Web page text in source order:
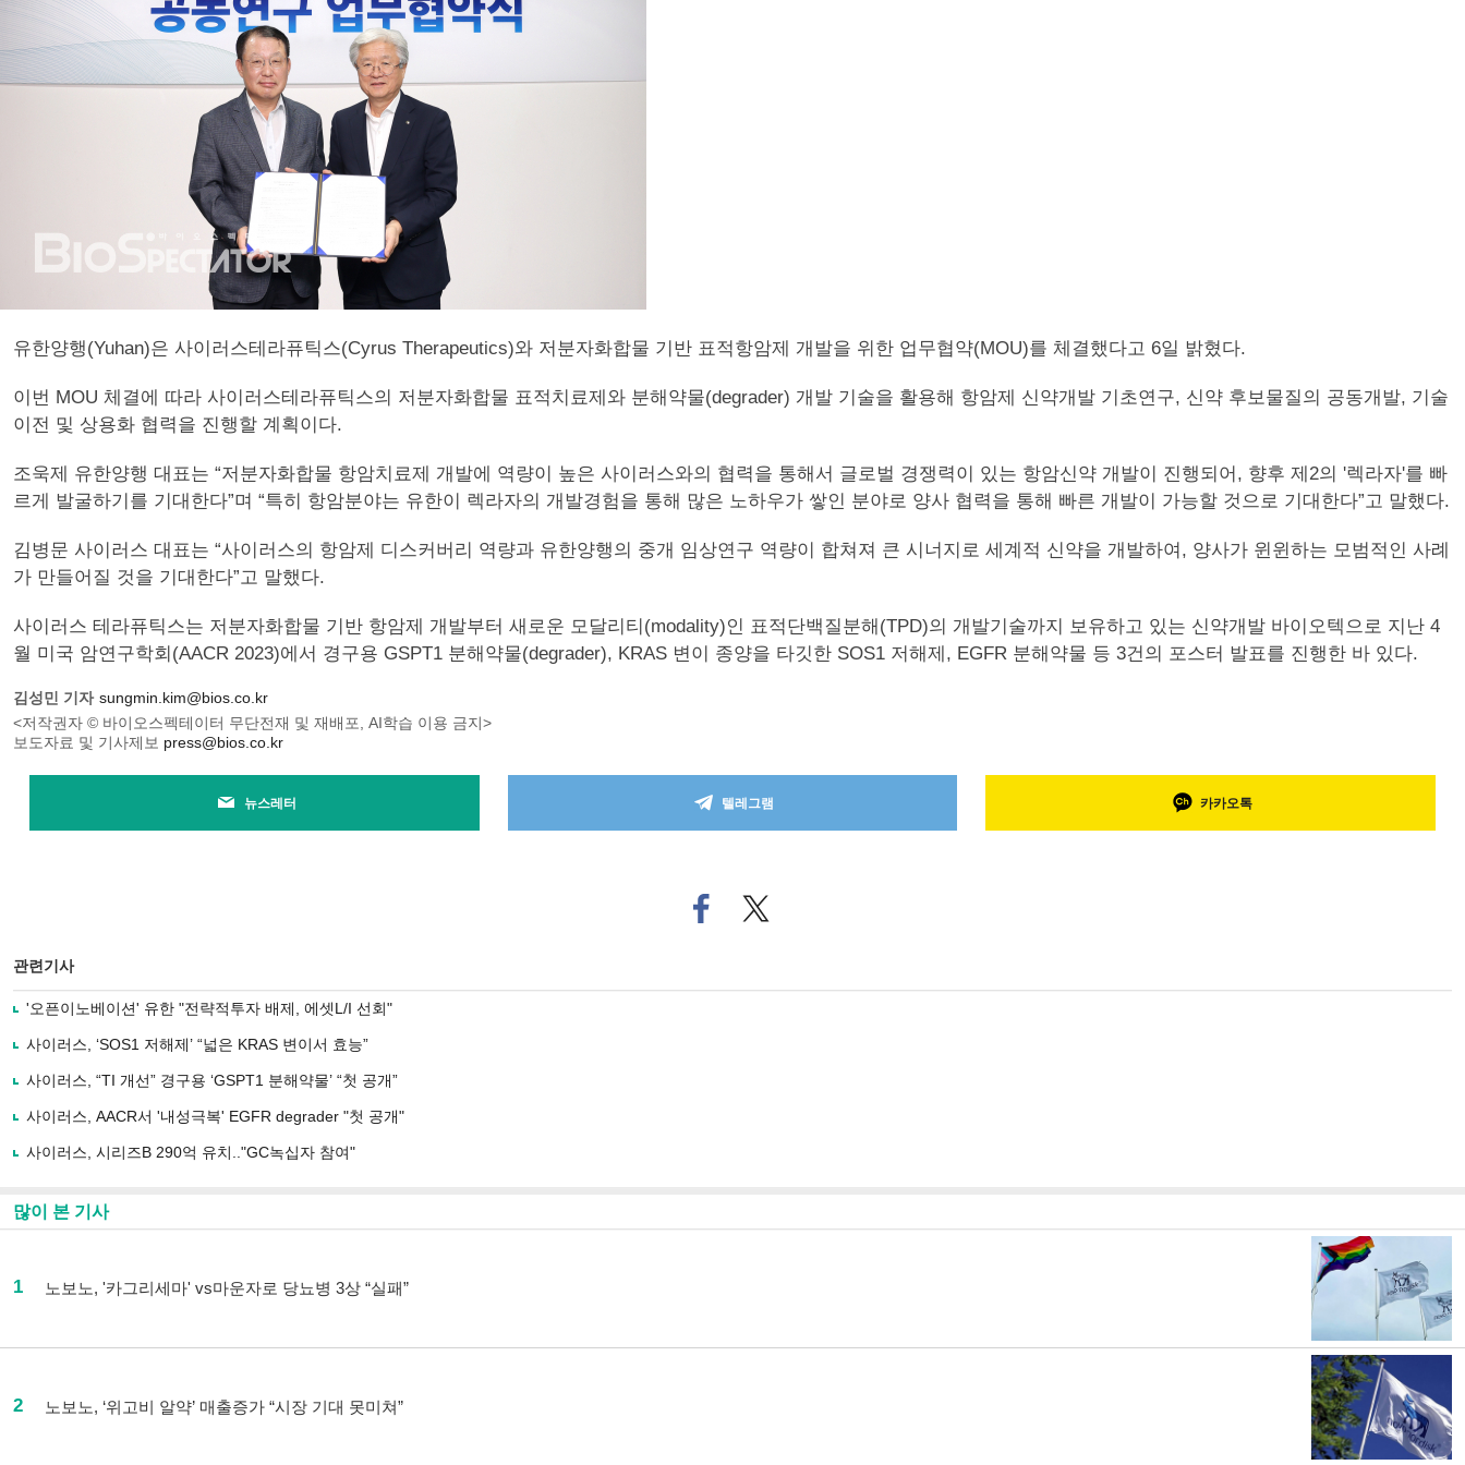
유한양행(Yuhan)은 사이러스테라퓨틱스(Cyrus Therapeutics)와 저분자화합물 기반 표적항암제 개발을 위한 업무협약(MOU)를 체결했다고 6일 밝혔다.
이번 MOU 체결에 따라 사이러스테라퓨틱스의 저분자화합물 표적치료제와 분해약물(degrader) 개발 기술을 활용해 항암제 신약개발 기초연구, 신약 후보물질의 공동개발, 기술
이전 및 상용화 협력을 진행할 계획이다.
조욱제 유한양행 대표는 “저분자화합물 항암치료제 개발에 역량이 높은 사이러스와의 협력을 통해서 글로벌 경쟁력이 있는 항암신약 개발이 진행되어, 향후 제2의 '렉라자'를 빠
르게 발굴하기를 기대한다”며 “특히 항암분야는 유한이 렉라자의 개발경험을 통해 많은 노하우가 쌓인 분야로 양사 협력을 통해 빠른 개발이 가능할 것으로 기대한다”고 말했다.
김병문 사이러스 대표는 “사이러스의 항암제 디스커버리 역량과 유한양행의 중개 임상연구 역량이 합쳐져 큰 시너지로 세계적 신약을 개발하여, 양사가 윈윈하는 모범적인 사례
가 만들어질 것을 기대한다”고 말했다.
사이러스 테라퓨틱스는 저분자화합물 기반 항암제 개발부터 새로운 모달리티(modality)인 표적단백질분해(TPD)의 개발기술까지 보유하고 있는 신약개발 바이오텍으로 지난 4
월 미국 암연구학회(AACR 2023)에서 경구용 GSPT1 분해약물(degrader), KRAS 변이 종양을 타깃한 SOS1 저해제, EGFR 분해약물 등 3건의 포스터 발표를 진행한 바 있다.
김성민 기자 sungmin.kim@bios.co.kr
<저작권자 © 바이오스펙테이터 무단전재 및 재배포, AI학습 이용 금지>
보도자료 및 기사제보 press@bios.co.kr
뉴스레터 텔레그램 카카오톡
페
이
트위
터로
관련기사
'오픈이노베이션' 유한 "전략적투자 배제, 에셋L/I 선회"
사이러스, ‘SOS1 저해제’ “넓은 KRAS 변이서 효능”
사이러스, “TI 개선” 경구용 ‘GSPT1 분해약물’ “첫 공개”
사이러스, AACR서 '내성극복' EGFR degrader "첫 공개"
사이러스, 시리즈B 290억 유치.."GC녹십자 참여"
많이 본 기사
1 노보노, '카그리세마' vs마운자로 당뇨병 3상 “실패”
2 노보노, ‘위고비 알약’ 매출증가 “시장 기대 못미쳐”